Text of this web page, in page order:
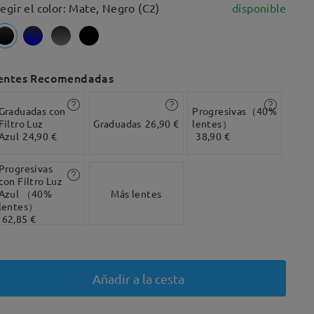
el color: Mate, Negro (C2) disponible
Recomendadas
con
Luz
24,90 €
Graduadas 26,90 €
Progresivas（40%
lentes）
38,90 €
Filtro Luz
（40%
）
62,85 €
Más lentes
Añadir a la cesta